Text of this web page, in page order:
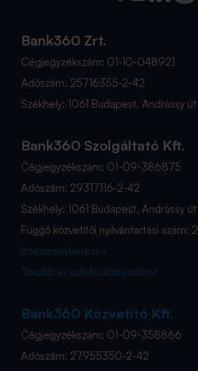
Bank360 Zrt.
Cégjegyzékszám: 01-10-048921
Adószám: 25716355-2-42
Székhely: 1061 Budapest, Andrássy út
Bank360 Szolgáltató Kft.
Cégjegyzékszám: 01-09-386875
Adószám: 29317116-2-42
Székhely: 1061 Budapest, Andrássy út
Függő közvetítői nyilvántartási szám:
Intézménykeresés
Tovább az üzletszabályzathoz
Bank360 Közvetítő Kft.
Cégjegyzékszám: 01-09-358866
Adószám: 27955350-2-42